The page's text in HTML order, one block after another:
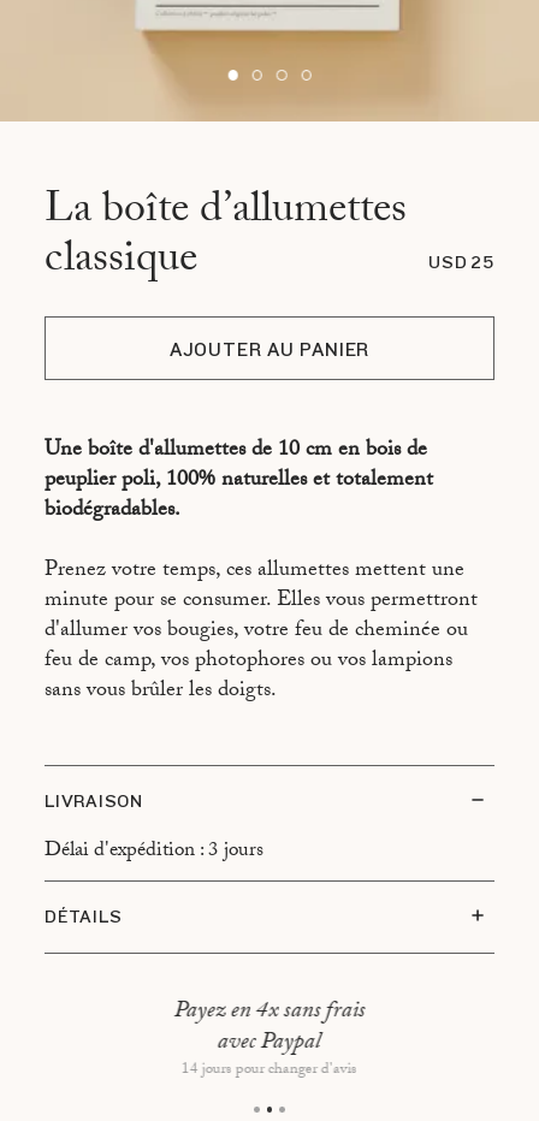
La boîte d’allumettes
classique USD 25
AJOUTER AU PANIER
Une boîte d'allumettes de 10 cm en bois de
peuplier poli, 100% naturelles et totalement
biodégradables.
Prenez votre temps, ces allumettes mettent une
minute pour se consumer. Elles vous permettront
d'allumer vos bougies, votre feu de cheminée ou
feu de camp, vos photophores ou vos lampions
sans vous brûler les doigts.
LIVRAISON
Délai d'expédition : 3 jours
DÉTAILS
Contient 150 allumettes de 10cm
Fabriqué en Allemagne
Payez en 4x sans frais
avec Paypal
14 jours pour changer d'avis